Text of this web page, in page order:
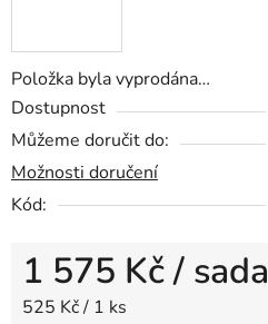
Položka byla vyprodána…
Dostupnost
Můžeme doručit do:
Možnosti doručení
Kód:
1 575 Kč/ sada
Měrná cena:
525 Kč / 1 ks